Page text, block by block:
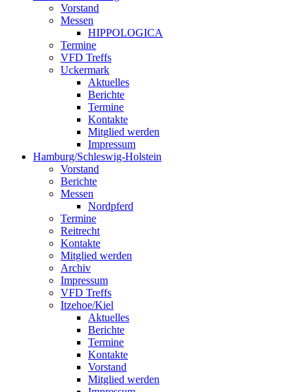
Vorstand
Messen
HIPPOLOGICA
Termine
VFD Treffs
Uckermark
Aktuelles
Berichte
Termine
Kontakte
Mitglied werden
Impressum
Hamburg/Schleswig-Holstein
Vorstand
Berichte
Messen
Nordpferd
Termine
Reitrecht
Kontakte
Mitglied werden
Archiv
Impressum
VFD Treffs
Itzehoe/Kiel
Aktuelles
Berichte
Termine
Kontakte
Vorstand
Mitglied werden